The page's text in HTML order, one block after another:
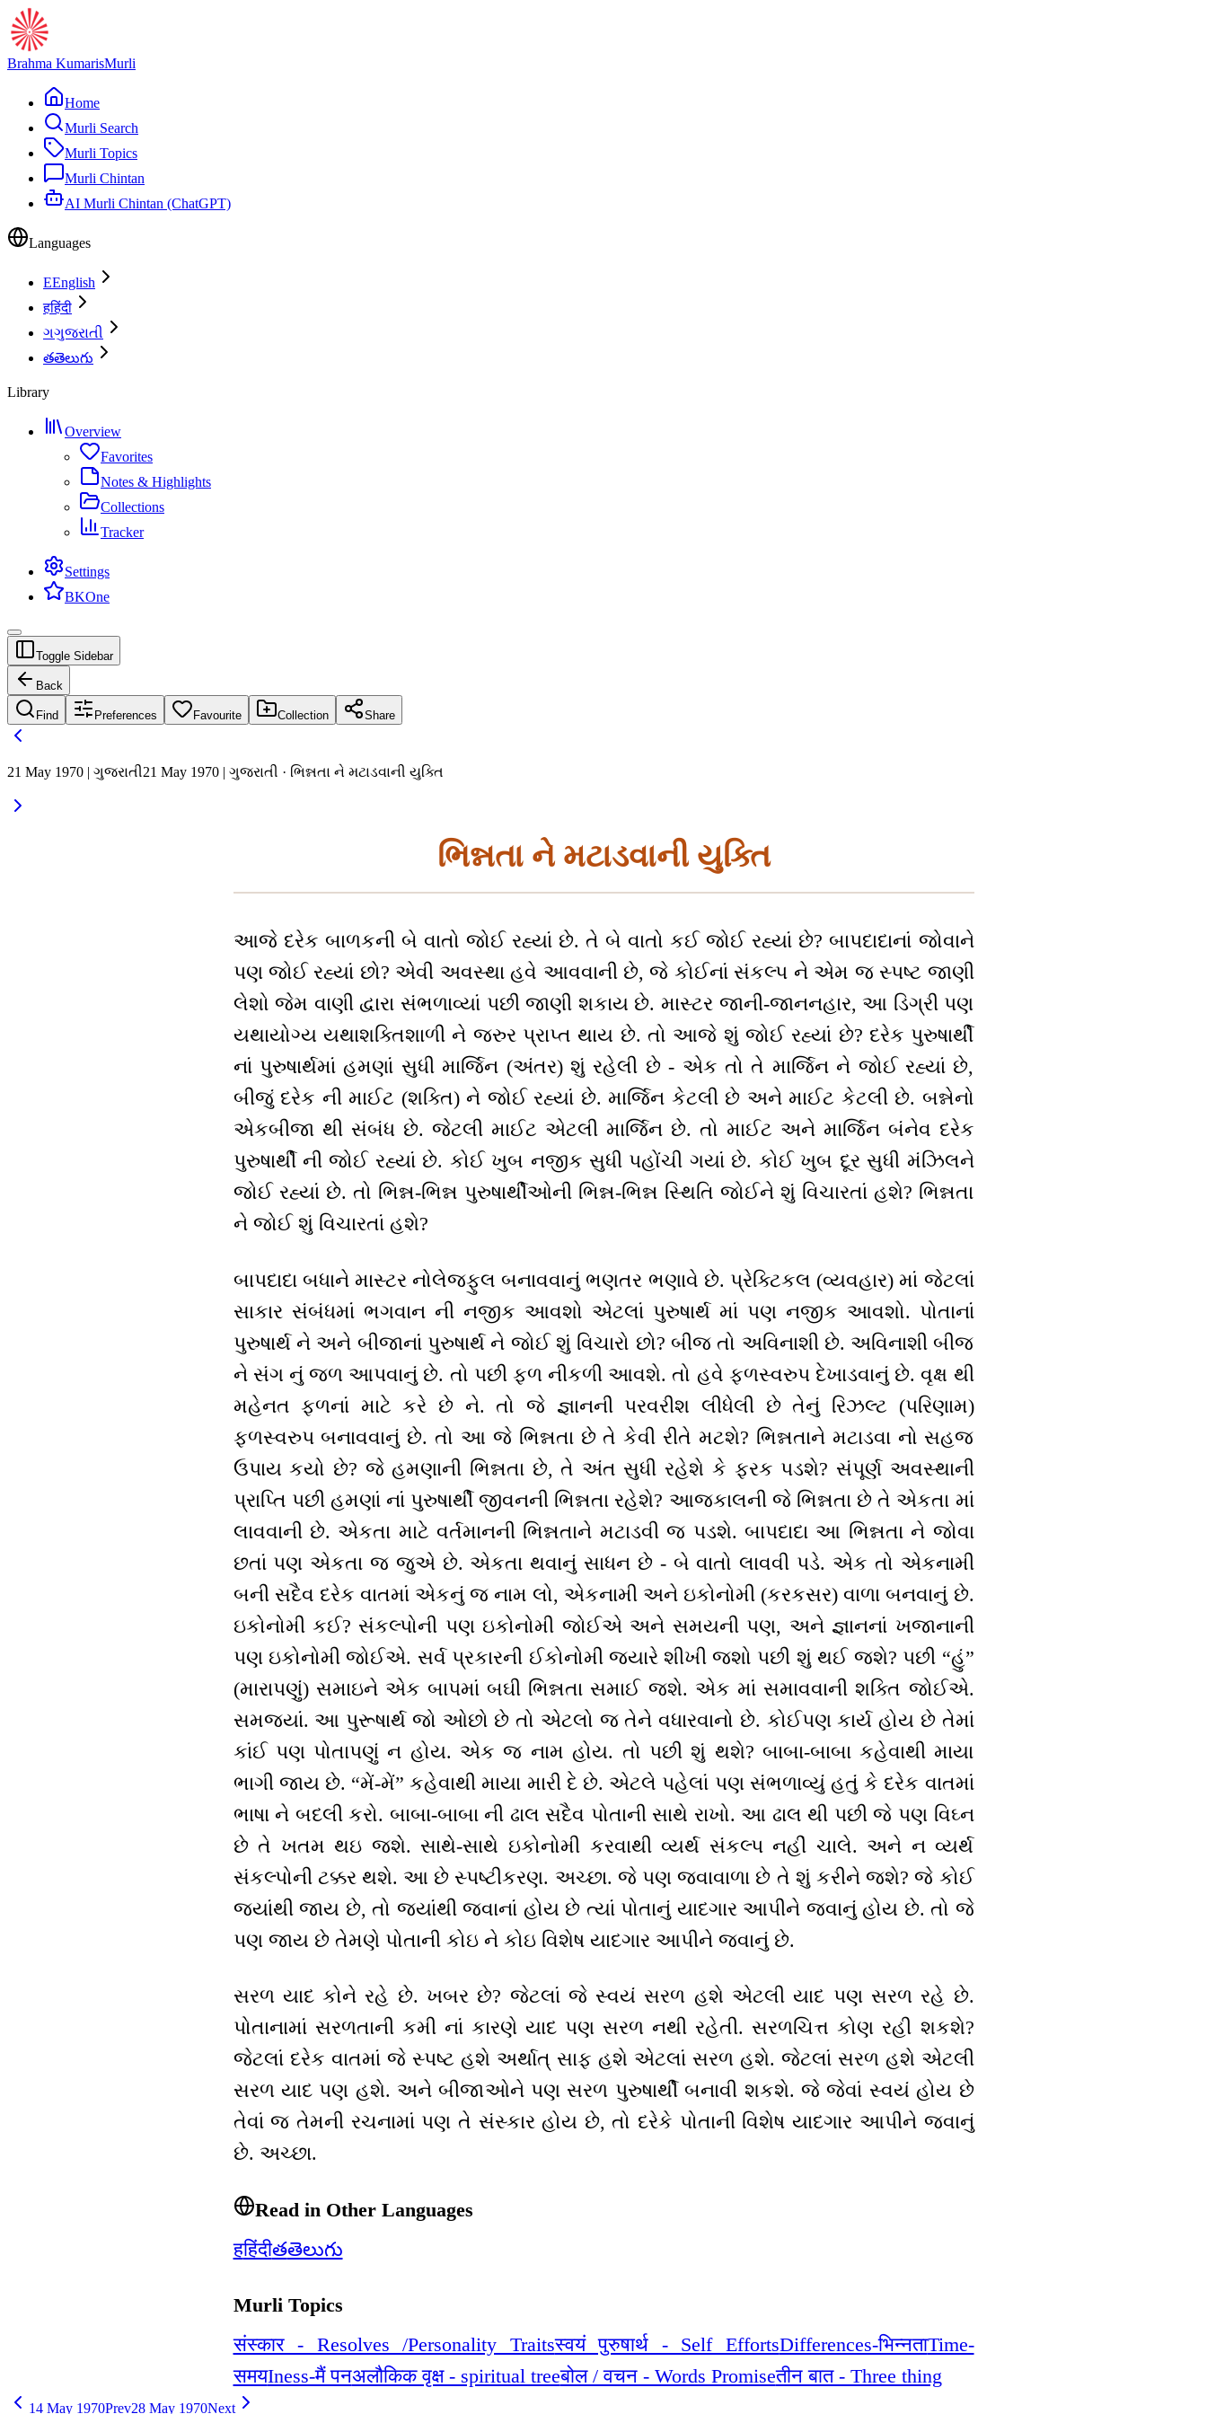
Brahma KumarisMurli
Home
Murli Search
Murli Topics
Murli Chintan
AI Murli Chintan (ChatGPT)
Languages
EEnglish
हहिंदी
ગગુજરાતી
తతెలుగు
Library
Overview
Favorites
Notes & Highlights
Collections
Tracker
Settings
BKOne
Toggle Sidebar
Back
Find Preferences Favourite Collection Share
21 May 1970 | ગુજરાતી21 May 1970 | ગુજરાતી · ભિન્નતા ને મટાડવાની યુક્તિ
ભિન્નતા ને મટાડવાની યુક્તિ
આજે દરેક બાળકની બે વાતો જોઈ રહ્યાં છે. તે બે વાતો કઈ જોઈ રહ્યાં છે? બાપદાદાનાં જોવાને
પણ જોઈ રહ્યાં છો? એવી અવસ્થા હવે આવવાની છે, જે કોઈનાં સંકલ્પ ને એમ જ સ્પષ્ટ જાણી
લેશો જેમ વાણી દ્વારા સંભળાવ્યાં પછી જાણી શકાય છે. માસ્ટર જાની-જાનનહાર, આ ડિગ્રી પણ
યથાયોગ્ય યથાશક્તિશાળી ને જરુર પ્રાપ્ત થાય છે. તો આજે શું જોઈ રહ્યાં છે? દરેક પુરુષાર્થી
નાં પુરુષાર્થમાં હમણાં સુધી માર્જિન (અંતર) શું રહેલી છે - એક તો તે માર્જિન ને જોઈ રહ્યાં છે,
બીજું દરેક ની માઈટ (શક્તિ) ને જોઈ રહ્યાં છે. માર્જિન કેટલી છે અને માઈટ કેટલી છે. બન્નેનો
એકબીજા થી સંબંધ છે. જેટલી માઈટ એટલી માર્જિન છે. તો માઈટ અને માર્જિન બંનેવ દરેક
પુરુષાર્થી ની જોઈ રહ્યાં છે. કોઈ ખુબ નજીક સુધી પહોંચી ગયાં છે. કોઈ ખુબ દૂર સુધી મંઝિલને
જોઈ રહ્યાં છે. તો ભિન્ન-ભિન્ન પુરુષાર્થીઓની ભિન્ન-ભિન્ન સ્થિતિ જોઈને શું વિચારતાં હશે? ભિન્નતા
ને જોઈ શું વિચારતાં હશે?
બાપદાદા બધાને માસ્ટર નોલેજફુલ બનાવવાનું ભણતર ભણાવે છે. પ્રેક્ટિકલ (વ્યવહાર) માં જેટલાં
સાકાર સંબંધમાં ભગવાન ની નજીક આવશો એટલાં પુરુષાર્થ માં પણ નજીક આવશો. પોતાનાં
પુરુષાર્થ ને અને બીજાનાં પુરુષાર્થ ને જોઈ શું વિચારો છો? બીજ તો અવિનાશી છે. અવિનાશી બીજ
ને સંગ નું જળ આપવાનું છે. તો પછી ફળ નીકળી આવશે. તો હવે ફળસ્વરુપ દેખાડવાનું છે. વૃક્ષ થી
મહેનત ફળનાં માટે કરે છે ને. તો જે જ્ઞાનની પરવરીશ લીધેલી છે તેનું રિઝલ્ટ (પરિણામ)
ફળસ્વરુપ બનાવવાનું છે. તો આ જે ભિન્નતા છે તે કેવી રીતે મટશે? ભિન્નતાને મટાડવા નો સહજ
ઉપાય કયો છે? જે હમણાની ભિન્નતા છે, તે અંત સુધી રહેશે કે ફરક પડશે? સંપૂર્ણ અવસ્થાની
પ્રાપ્તિ પછી હમણાં નાં પુરુષાર્થી જીવનની ભિન્નતા રહેશે? આજકાલની જે ભિન્નતા છે તે એકતા માં
લાવવાની છે. એકતા માટે વર્તમાનની ભિન્નતાને મટાડવી જ પડશે. બાપદાદા આ ભિન્નતા ને જોવા
છતાં પણ એકતા જ જુએ છે. એકતા થવાનું સાધન છે - બે વાતો લાવવી પડે. એક તો એકનામી
બની સદૈવ દરેક વાતમાં એકનું જ નામ લો, એકનામી અને ઇકોનોમી (કરકસર) વાળા બનવાનું છે.
ઇકોનોમી કઈ? સંકલ્પોની પણ ઇકોનોમી જોઈએ અને સમયની પણ, અને જ્ઞાનનાં ખજાનાની
પણ ઇકોનોમી જોઈએ. સર્વ પ્રકારની ઈકોનોમી જ્યારે શીખી જશો પછી શું થઈ જશે? પછી “હું”
(મારાપણું) સમાઇને એક બાપમાં બઘી ભિન્નતા સમાઈ જશે. એક માં સમાવવાની શક્તિ જોઈએ.
સમજ્યાં. આ પુરૂષાર્થ જો ઓછો છે તો એટલો જ તેને વધારવાનો છે. કોઈપણ કાર્ય હોય છે તેમાં
કાંઈ પણ પોતાપણું ન હોય. એક જ નામ હોય. તો પછી શું થશે? બાબા-બાબા કહેવાથી માયા
ભાગી જાય છે. “મેં-મેં” કહેવાથી માયા મારી દે છે. એટલે પહેલાં પણ સંભળાવ્યું હતું કે દરેક વાતમાં
ભાષા ને બદલી કરો. બાબા-બાબા ની ઢાલ સદૈવ પોતાની સાથે રાખો. આ ઢાલ થી પછી જે પણ વિઘ્ન
છે તે ખતમ થઇ જશે. સાથે-સાથે ઇકોનોમી કરવાથી વ્યર્થ સંકલ્પ નહીં ચાલે. અને ન વ્યર્થ
સંકલ્પોની ટક્કર થશે. આ છે સ્પષ્ટીકરણ. અચ્છા. જે પણ જવાવાળા છે તે શું કરીને જશે? જે કોઈ
જયાંથી જાય છે, તો જ્યાંથી જવાનાં હોય છે ત્યાં પોતાનું યાદગાર આપીને જવાનું હોય છે. તો જે
પણ જાય છે તેમણે પોતાની કોઇ ને કોઇ વિશેષ યાદગાર આપીને જવાનું છે.
સરળ યાદ કોને રહે છે. ખબર છે? જેટલાં જે સ્વયં સરળ હશે એટલી યાદ પણ સરળ રહે છે.
પોતાનામાં સરળતાની કમી નાં કારણે યાદ પણ સરળ નથી રહેતી. સરળચિત્ત કોણ રહી શકશે?
જેટલાં દરેક વાતમાં જે સ્પષ્ટ હશે અર્થાત્ સાફ હશે એટલાં સરળ હશે. જેટલાં સરળ હશે એટલી
સરળ યાદ પણ હશે. અને બીજાઓને પણ સરળ પુરુષાર્થી બનાવી શકશે. જે જેવાં સ્વયં હોય છે
તેવાં જ તેમની રચનામાં પણ તે સંસ્કાર હોય છે, તો દરેકે પોતાની વિશેષ યાદગાર આપીને જવાનું
છે. અચ્છા.
Read in Other Languages
हहिंदीతతెలుగు
Murli Topics
संस्कार - Resolves /Personality Traitsस्वयं पुरुषार्थ - Self EffortsDifferences-भिन्नताTime-
समयIness-मैं पनअलौकिक वृक्ष - spiritual treeबोल / वचन - Words Promiseतीन बात - Three thing
14 May 1970Prev28 May 1970Next